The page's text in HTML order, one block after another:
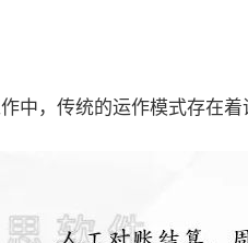
中，传统的运作模式存在